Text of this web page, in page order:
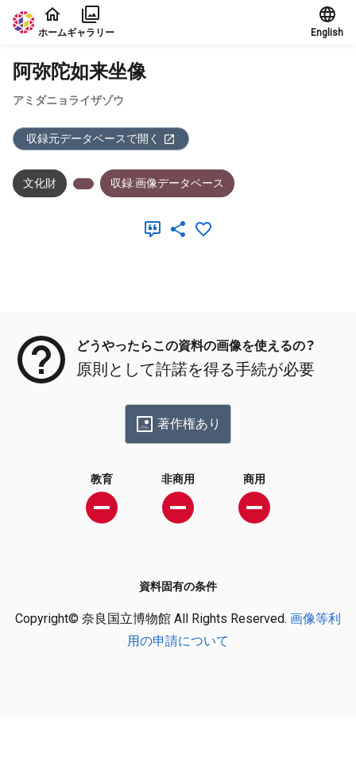
本文に飛ぶ
ホームギャラリー English
阿弥陀如来坐像
アミダニョライザゾウ
収録元データベースで開く
文化財 収録:画像データベース
どうやったらこの資料の画像を使えるの？
原則として許諾を得る手続が必要
著作権あり
教育 非商用 商用
資料固有の条件
Copyright© 奈良国立博物館 All Rights Reserved. 画像等利
用の申請について